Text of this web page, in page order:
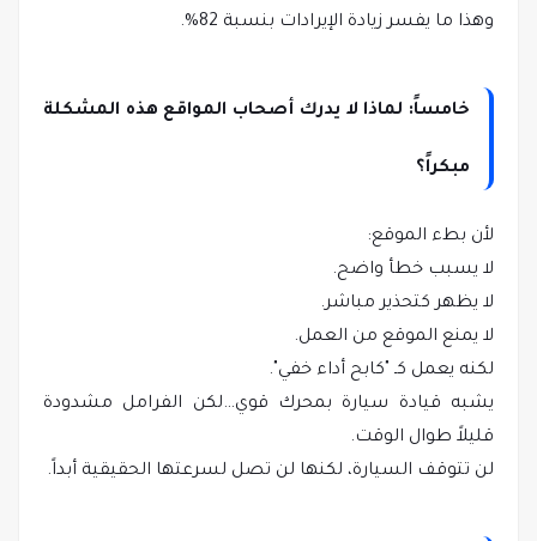
وهذا ما يفسر زيادة الإيرادات بنسبة 82%.
خامساً: لماذا لا يدرك أصحاب المواقع هذه المشكلة
مبكراً؟
لأن بطء الموقع:
لا يسبب خطأ واضح.
لا يظهر كتحذير مباشر.
لا يمنع الموقع من العمل.
لكنه يعمل كـ "كابح أداء خفي".
يشبه قيادة سيارة بمحرك قوي…لكن الفرامل مشدودة
قليلاً طوال الوقت.
لن تتوقف السيارة، لكنها لن تصل لسرعتها الحقيقية أبداً.